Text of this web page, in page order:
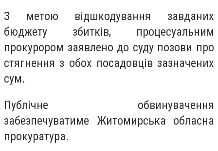
З метою відшкодування завданих
бюджету збитків, процесуальним
прокурором заявлено до суду позови про
стягнення з обох посадовців зазначених
сум.
Публічне обвинувачення
забезпечуватиме Житомирська обласна
прокуратура.